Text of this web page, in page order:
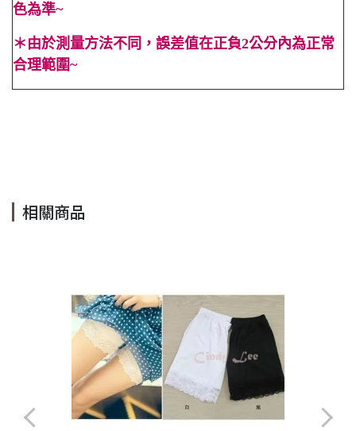
色為準~
＊ 由於測量方法不同，誤差值在正負2公分內為正常
合理範圍~
相關商品